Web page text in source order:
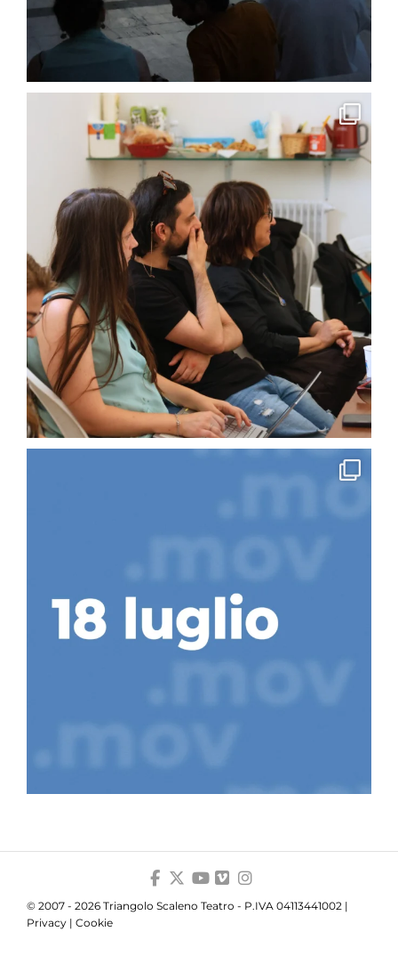
© 2007 - 2026 Triangolo Scaleno Teatro - P.IVA 04113441002 |
Privacy | Cookie